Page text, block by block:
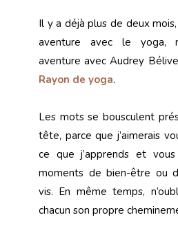
Il y a déjà plus de deux
aventure avec le yoga,
aventure avec Audrey
Rayon de yoga.
Les mots se bousculent
tête, parce que j’aimerais
ce que j’apprends et
moments de bien-être ou
vis. En même temps,
chacun son propre